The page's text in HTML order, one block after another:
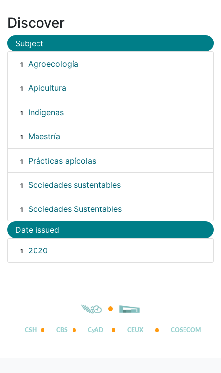
Discover
Subject
1 Agroecología
1 Apicultura
1 Indígenas
1 Maestría
1 Prácticas apícolas
1 Sociedades sustentables
1 Sociedades Sustentables
Date issued
1 2020
CSH CBS CyAD CEUX COSECOM